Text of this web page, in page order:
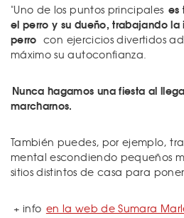
"Uno de los puntos principales es
el perro y su dueño, trabajando
perro con ejercicios divertidos
máximo su autoconfianza.
Nunca hagamos una fiesta al
marcharnos.
También puedes, por ejemplo,
mental escondiendo pequeños
sitios distintos de casa para
+ info en la web de Sumara